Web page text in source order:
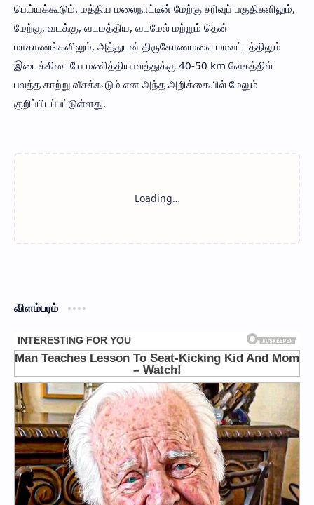
பெய்யக்கூடும். மத்திய மலைநாட்டின் மேற்கு சரிவுப் பகுதிகளிலும்,
மேற்கு, வடக்கு, வடமத்திய, வடமேல் மற்றும் தென்
மாகாணங்களிலும், அத்துடன் திருகோணமலை மாவட்டத்திலும்
இடைக்கிடையே மணித்தியாலத்துக்கு 40-50 km வேகத்தில்
பலத்த காற்று வீசக்கூடும் என அந்த அறிக்கையில் மேலும்
குறிப்பிடப்பட்டுள்ளது.
விளம்பரம்